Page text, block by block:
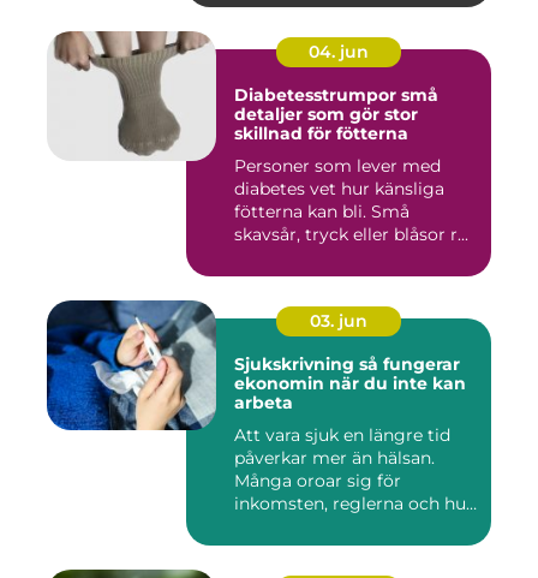
04. jun
Diabetesstrumpor små
detaljer som gör stor
skillnad för fötterna
Personer som lever med
diabetes vet hur känsliga
fötterna kan bli. Små
skavsår, tryck eller blåsor r...
03. jun
Sjukskrivning så fungerar
ekonomin när du inte kan
arbeta
Att vara sjuk en längre tid
påverkar mer än hälsan.
Många oroar sig för
inkomsten, reglerna och hur